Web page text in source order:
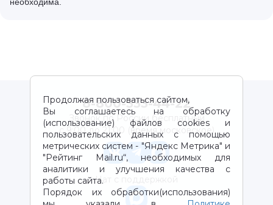
Продолжая пользоваться сайтом,
Вы соглашаетесь на обработку
(использование) файлов cookies и
пользовательских данных с помощью
метрических систем - "Яндекс Метрика" и
"Рейтинг Mail.ru“, необходимых для
аналитики и улучшения качества с
работы сайта.
Порядок их обработки(использования)
8-800-333-44-22
Звонок по России бесплатный
с 9:00 до 21:00 (время московское)
Чат с поддержкой